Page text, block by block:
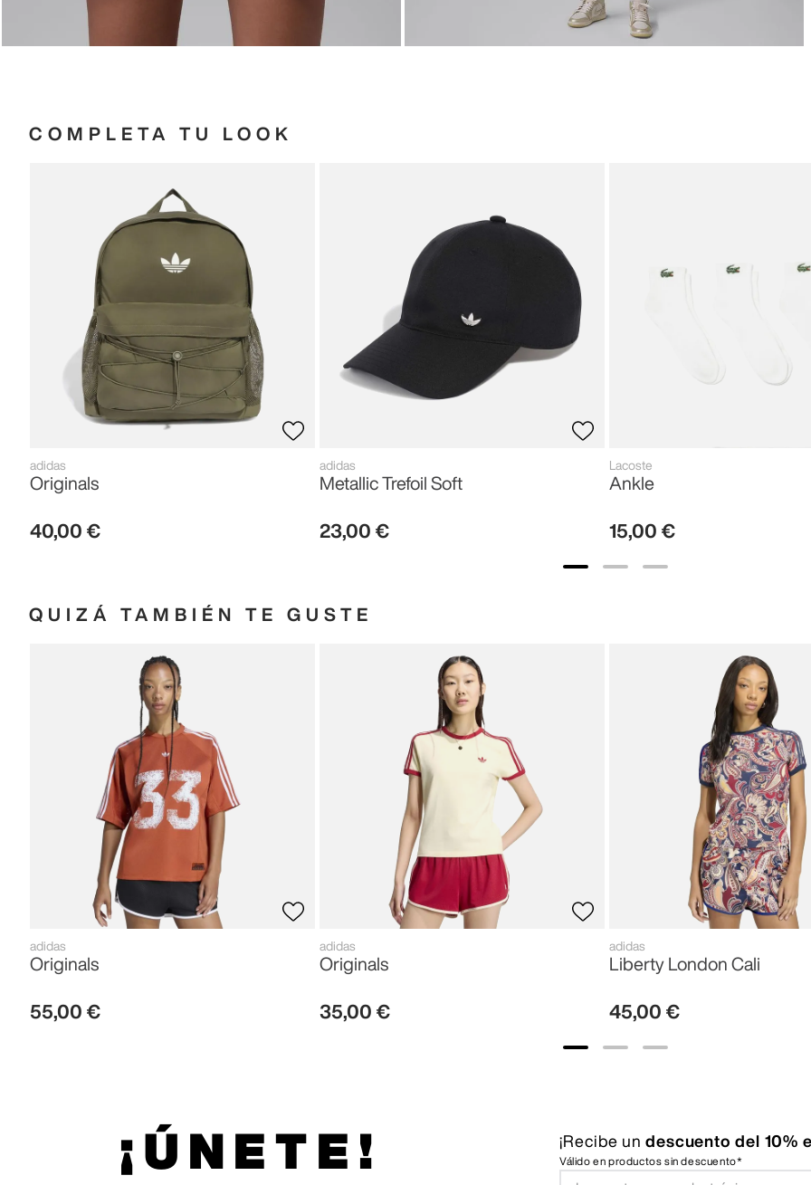
COMPLETA TU LOOK
adidas
Originals
40,00 €
adidas
Metallic Trefoil Soft
23,00 €
Lacoste
Ankle
15,00 €
QUIZÁ TAMBIÉN TE GUSTE
adidas
Originals
55,00 €
adidas
Originals
35,00 €
adidas
Liberty London Cali
45,00 €
¡ÚNETE! ¡Recibe un descuento del 10%
Válido en productos sin descuento*